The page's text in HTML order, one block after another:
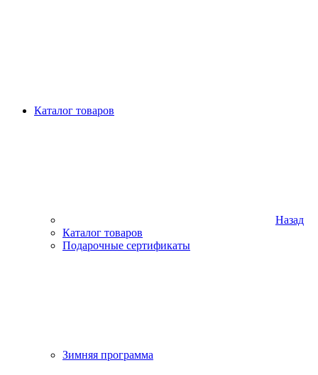
Каталог товаров
Назад
Каталог товаров
Подарочные сертификаты
Зимняя программа